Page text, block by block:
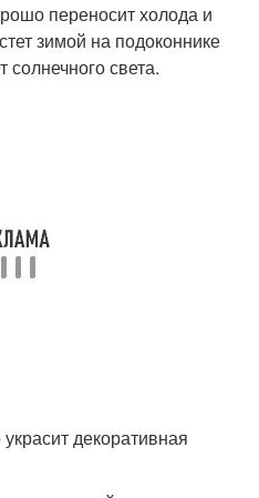
переносит холода и
зимой на подоконнике
солнечного света.
декоративная